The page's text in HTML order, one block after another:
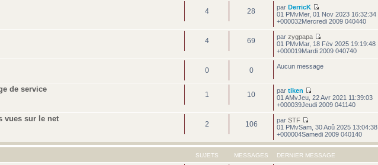
4 28 parDerricK
01 PMvMer, 01 Nov 2023 16:32:34
+000032Mercredi 2009 040440
4 69 parzygpapa
01 PMvMar, 18 Fév 2025 19:19:48
+000019Mardi 2009 040740
0 0 Aucun message
de service
1 10 partiken
01 AMvJeu, 22 Avr 2021 11:39:03
+000039Jeudi 2009 041140
vues sur le net
2 106 parSTF
01 PMvSam, 30 Aoû 2025 13:04:38
+000004Samedi 2009 040140
SUJETS MESSAGES DERNIER MESSAGE